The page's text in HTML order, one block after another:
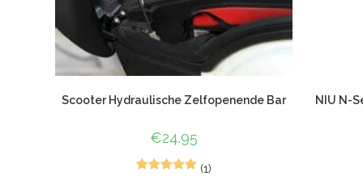
Scooter Hydraulische Zelfopenende Bar
€24.95
(1)
NIU N-